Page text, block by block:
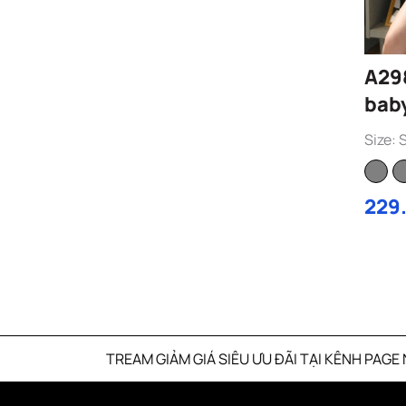
Size:
GIẢM GIÁ SIÊU ƯU ĐÃI TẠI KÊNH PAGE NANGBOUTI